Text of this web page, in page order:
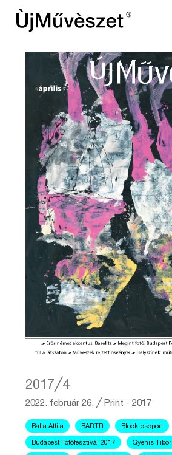
2017╱4
2022. február 26. ╱ Print - 2017
Balla Attila BARTR Block-csoport
Budapest Fotófesztivál 2017 Gyenis Tibor